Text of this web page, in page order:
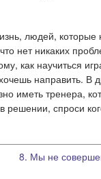
людей,
нет никаких
как научиться
направить. В
иметь тренера,
спроси
8. Мы не